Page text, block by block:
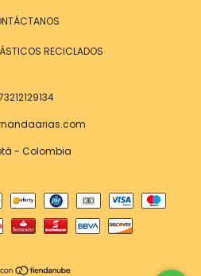
RECICLADOS
- Colombia